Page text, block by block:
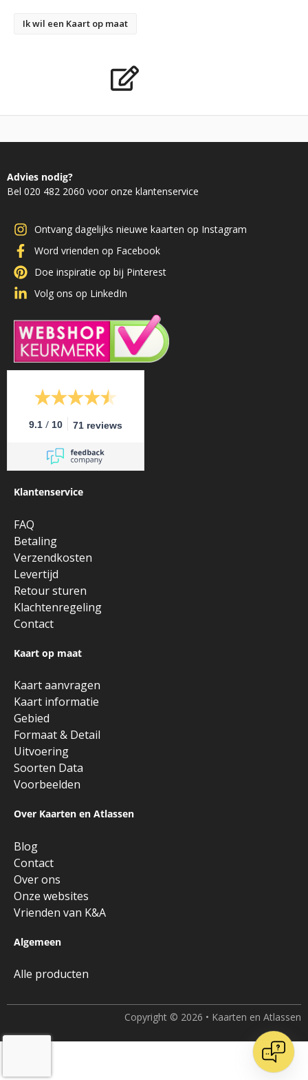
Ik wil een Kaart op maat
Advies nodig?
Bel 020 482 2060 voor onze klantenservice
Ontvang dagelijks nieuwe kaarten op Instagram
Word vrienden op Facebook
Doe inspiratie op bij Pinterest
Volg ons op LinkedIn
9.1 / 10 71 reviews
Klantenservice
FAQ
Betaling
Verzendkosten
Levertijd
Retour sturen
Klachtenregeling
Contact
Kaart op maat
Kaart aanvragen
Kaart informatie
Gebied
Formaat & Detail
Uitvoering
Soorten Data
Voorbeelden
Over Kaarten en Atlassen
Blog
Contact
Over ons
Onze websites
Vrienden van K&A
Algemeen
Alle producten
Copyright © 2026 • Kaarten en Atlassen